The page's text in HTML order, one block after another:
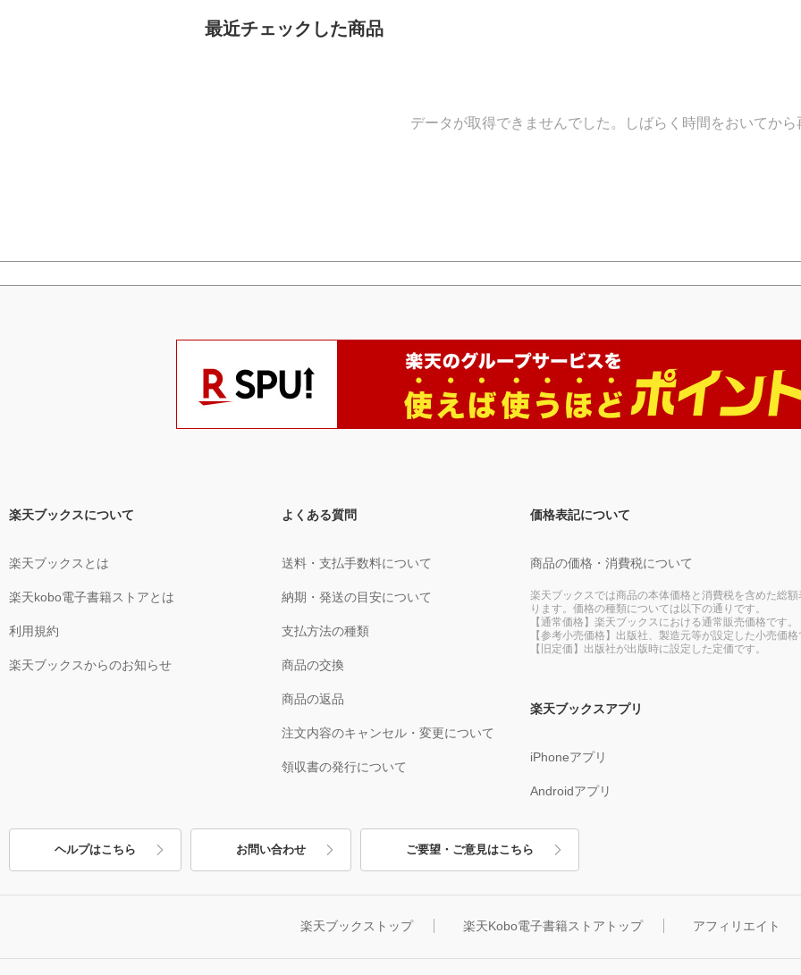
最近チェックした商品
データが取得できませんでした。しばらく時間をおいてから
楽天ブックスについて
楽天ブックスとは
楽天kobo電子書籍ストアとは
利用規約
楽天ブックスからのお知らせ
よくある質問
送料・支払手数料について
納期・発送の目安について
支払方法の種類
商品の交換
商品の返品
注文内容のキャンセル・変更について
領収書の発行について
価格表記について
商品の価格・消費税について
楽天ブックスでは商品の本体価格と消費税を含めた総額
ります。価格の種類については以下の通りです。
【通常価格】楽天ブックスにおける通常販売価格です。
【参考小売価格】出版社、製造元等が設定した小売価格
【旧定価】出版社が出版時に設定した定価です。
楽天ブックスアプリ
iPhoneアプリ
Androidアプリ
ヘルプはこちら お問い合わせ ご要望・ご意見はこちら
楽天ブックストップ 楽天Kobo電子書籍ストアトップ アフィリエイト